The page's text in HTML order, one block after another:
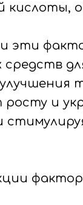
кислоты,
эти
средств
и